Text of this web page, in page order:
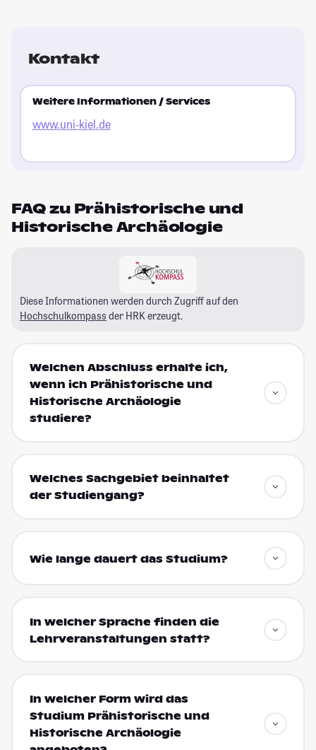
Kontakt
Weitere Informationen / Services
www.uni-kiel.de
FAQ zu Prähistorische und
Historische Archäologie
Diese Informationen werden durch Zugriff auf den
Hochschulkompass der HRK erzeugt.
Welchen Abschluss erhalte ich,
wenn ich Prähistorische und
Historische Archäologie
studiere?
Welches Sachgebiet beinhaltet
der Studiengang?
Wie lange dauert das Studium?
In welcher Sprache finden die
Lehrveranstaltungen statt?
In welcher Form wird das
Studium Prähistorische und
Historische Archäologie